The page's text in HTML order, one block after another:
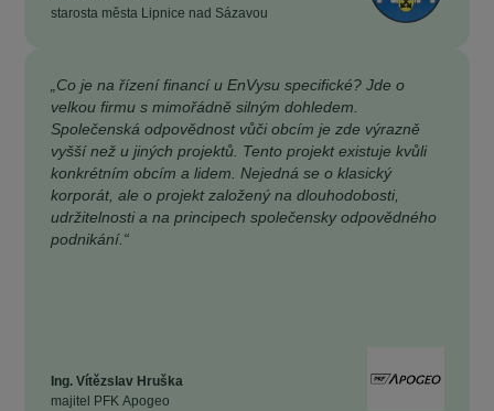
starosta města Lipnice nad Sázavou
„Co je na řízení financí u EnVysu specifické? Jde o
velkou firmu s mimořádně silným dohledem.
Společenská odpovědnost vůči obcím je zde výrazně
vyšší než u jiných projektů. Tento projekt existuje kvůli
konkrétním obcím a lidem. Nejedná se o klasický
korporát, ale o projekt založený na dlouhodobosti,
udržitelnosti a na principech společensky odpovědného
podnikání.“
Ing. Vítězslav Hruška
majitel PFK Apogeo